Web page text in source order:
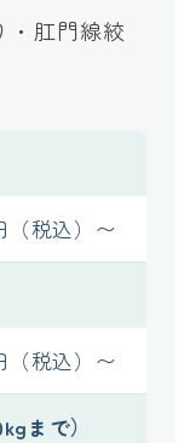
肛門線絞
（税込）〜
（税込）〜
まで）